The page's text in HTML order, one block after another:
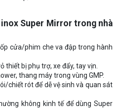
Super Mirror trong nhà
cửa/phim che va đập trong hành
thiết bị phụ trợ, xe đẩy, tay vịn.
thang máy trong vùng GMP.
chiết rót để dễ vệ sinh và quan sát
không kinh tế để dùng Super